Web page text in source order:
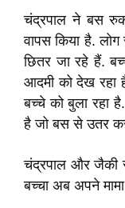
चंद्रपाल ने बस
वापस किया है.
छितर जा रहे हैं.
आदमी को देख रहा
बच्चे को बुला रहा
है जो बस से उतर
चंद्रपाल और जैकी
बच्चा अब अपने